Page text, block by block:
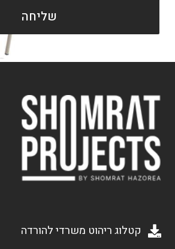
שליחה
קטלוג ריהוט משרדי להורדה